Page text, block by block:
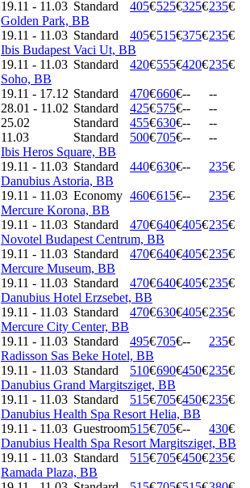
19.11 - 11.03 Standard 405€525€325€235€
Golden Park, BB
19.11 - 11.03 Standard 405€515€375€235€
Ibis Budapest Vaci Ut, BB
19.11 - 11.03 Standard 420€555€420€235€
Soho, BB
19.11 - 17.12 Standard 470€660€--
--
28.01 - 11.02 Standard 425€575€--
--
25.02
Standard 455€630€--
--
11.03
Standard 500€705€--
--
Ibis Heros Square, BB
19.11 - 11.03 Standard 440€630€-- 235€
Danubius Astoria, BB
19.11 - 11.03 Economy 460€615€-- 235€
Mercure Korona, BB
19.11 - 11.03 Standard 470€640€405€235€
Novotel Budapest Centrum, BB
19.11 - 11.03 Standard 470€640€405€235€
Mercure Museum, BB
19.11 - 11.03 Standard 470€640€405€235€
Danubius Hotel Erzsebet, BB
19.11 - 11.03 Standard 470€630€405€235€
Mercure City Center, BB
19.11 - 11.03 Standard 495€705€-- 235€
Radisson Sas Beke Hotel, BB
19.11 - 11.03 Standard 510€690€450€235€
Danubius Grand Margitsziget, BB
19.11 - 11.03 Standard 515€705€450€235€
Danubius Health Spa Resort Helia, BB
19.11 - 11.03 Guestroom515€705€-- 430€
Danubius Health Spa Resort Margitsziget, BB
19.11 - 11.03 Standard 515€705€450€235€
Ramada Plaza, BB